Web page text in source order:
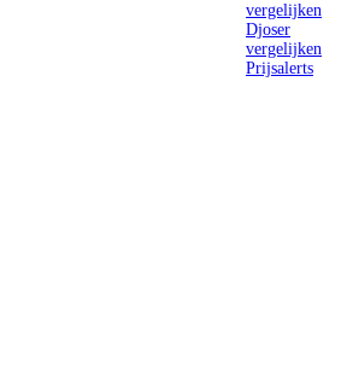
vergelijken
Djoser
vergelijken
Prijsalerts